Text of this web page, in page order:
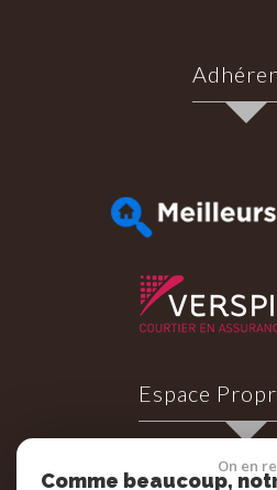
Espace
On en
Comme beaucoup,